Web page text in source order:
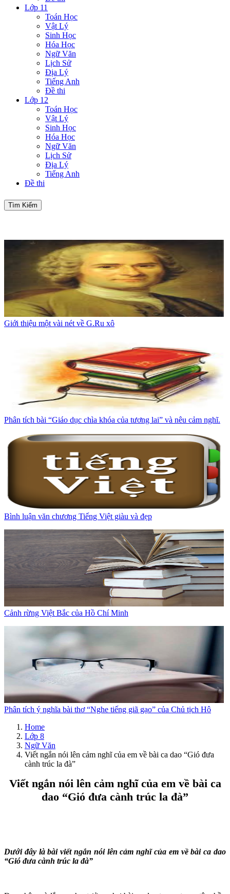
Lớp 11
Toán Học
Vật Lý
Sinh Học
Hóa Học
Ngữ Văn
Lịch Sử
Địa Lý
Tiếng Anh
Đề thi
Lớp 12
Toán Học
Vật Lý
Sinh Học
Hóa Học
Ngữ Văn
Lịch Sử
Địa Lý
Tiếng Anh
Đề thi
Tìm Kiếm
Giới thiệu một vài nét về G.Ru xô
Phân tích bài “Giáo dục chìa khóa của tương lai” và nêu cảm nghĩ.
Bình luận văn chương Tiếng Việt giàu và đẹp
Cảnh rừng Việt Bắc của Hồ Chí Minh
Phân tích ý nghĩa bài thơ “Nghe tiếng giã gạo” của Chủ tịch Hô
Home
Lớp 8
Ngữ Văn
Viết ngắn nói lên cảm nghĩ của em về bài ca dao “Gió đưa
cành trúc la đà”
Viết ngắn nói lên cảm nghĩ của em về bài ca
dao “Gió đưa cành trúc la đà”
Dưới đây là bài viết ngắn nói lên cảm nghĩ của em về bài ca dao
“Gió đưa cành trúc la đà”